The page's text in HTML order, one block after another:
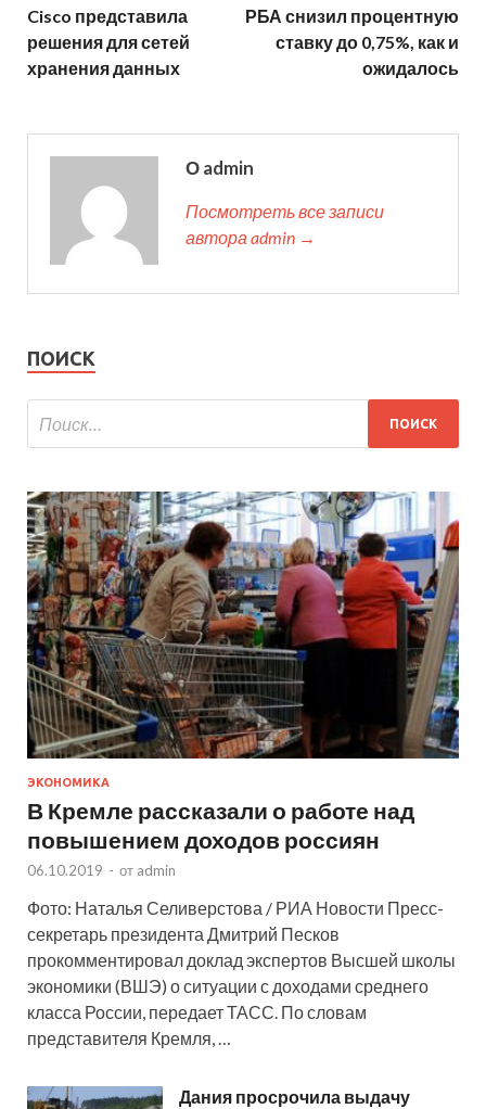
Cisco представила
решения для сетей
хранения данных
РБА снизил процентную
ставку до 0,75%, как и
ожидалось
О admin
Посмотреть все записи
автора admin →
ПОИСК
ЭКОНОМИКА
В Кремле рассказали о работе над
повышением доходов россиян
06.10.2019 - от admin
Фото: Наталья Селиверстова / РИА Новости Пресс-
секретарь президента Дмитрий Песков
прокомментировал доклад экспертов Высшей школы
экономики (ВШЭ) о ситуации с доходами среднего
класса России, передает ТАСС. По словам
представителя Кремля, …
Дания просрочила выдачу